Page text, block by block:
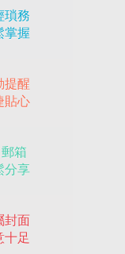
瑣務
掌握
提醒
貼心
箱
分享
封面
十足